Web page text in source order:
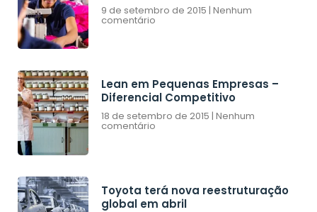
9 de setembro de 2015 Nenhum
comentário
Lean em Pequenas Empresas –
Diferencial Competitivo
18 de setembro de 2015 Nenhum
comentário
Toyota terá nova reestruturação
global em abril